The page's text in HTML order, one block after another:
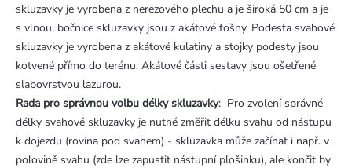
skluzavky je vyrobena z nerezového plechu a je široká 50 cm a je
s vlnou, bočnice skluzavky jsou z akátové fošny. Podesta svahové
skluzavky je vyrobena z akátové kulatiny a stojky podesty jsou
kotvené přímo do terénu. Akátové části sestavy jsou ošetřené
slabovrstvou lazurou.
Rada pro správnou volbu délky skluzavky: Pro zvolení správné
délky svahové skluzavky je nutné změřit délku svahu od nástupu
k dojezdu (rovina pod svahem) - skluzavka může začínat i např. v
polovině svahu (zde lze zapustit nástupní plošinku), ale končit by